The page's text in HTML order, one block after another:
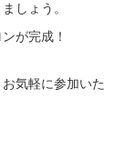
しょう。
が完成！
気軽に参加いた